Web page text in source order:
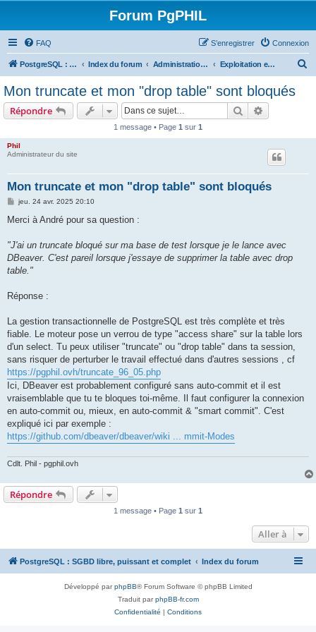
Forum PgPHIL
FAQ Connexion
S’enregistrer
PostgreSQL : SGBD libre, puissant et complet Index du forum Administration de PostgreSQL Exploitation et configuration avancée
Mon truncate et mon "drop table" sont bloqués
Répondre Rechercher
1 message • Page 1 sur 1
Phil
Administrateur du site
Mon truncate et mon "drop table" sont bloqués
M
s
g
jeu. 24 avr. 2025 20:10
Merci à André pour sa question :
"J'ai un truncate bloqué sur ma base de test lorsque je le lance avec
DBeaver. C'est pareil lorsque j'essaye de supprimer la table avec drop
table."
Réponse :
La gestion transactionnelle de PostgreSQL est très complète et très
fiable. Le moteur pose un verrou de type "access share" sur la table lors
d'un select. Tu peux utiliser "truncate" ou "drop table" dans ta session,
sans risquer de perturber le travail effectué dans d'autres sessions , cf
https://pgphil.ovh/truncate_96_05.php
Ici, DBeaver est probablement configuré sans auto-commit et il est
vraisemblable que tu te bloques toi-même. Il faut configurer la connexion
en auto-commit ou, mieux, en auto-commit & "smart commit". C'est
expliqué ici par exemple :
https://github.com/dbeaver/dbeaver/wiki ... mmit-Modes
Cdlt. Phil - pgphil.ovh
Répondre
1 message • Page 1 sur 1
Aller à
PostgreSQL : SGBD libre, puissant et complet Index du forum
Développé parphpBB® Forum Software © phpBB Limited
Traduit parphpBB-fr.com
Confidentialité | Conditions